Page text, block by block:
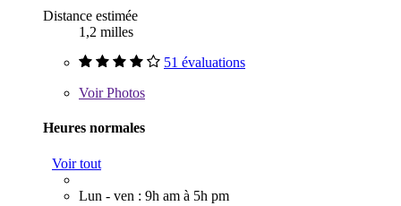
Distance estimée
1,2 milles
51 évaluations
VoirPhotos
Heures normales
Voir tout
Lun - ven : 9h am à 5h pm